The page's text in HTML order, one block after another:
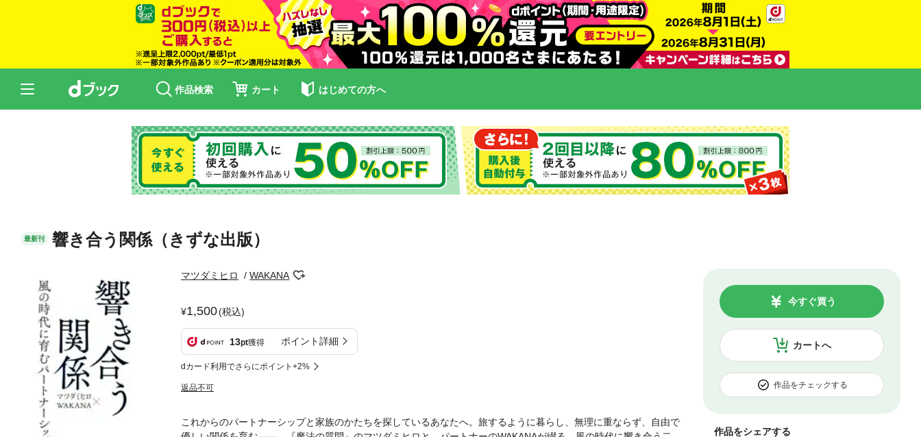
作品検索 カート はじめての方へ
最新刊 響き合う関係（きずな出版）
マツダミヒロ WAKANA
1,500(税込)
13pt獲得 ポイント詳細
dカード利用でさらにポイント+2%
返品不可
カートへ
今すぐ買う
作品をチェックする
作品をシェアする
これからのパートナーシップと家族のかたちを探しているあなたへ。旅するように暮らし、無理に重ならず、自由で